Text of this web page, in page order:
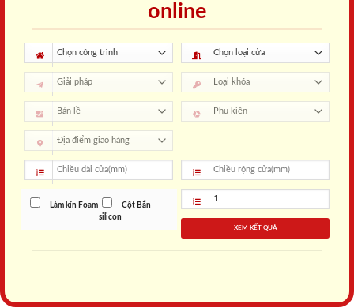
online
Làm kín Foam
Cột Bắn
silicon
XEM KẾT QUẢ